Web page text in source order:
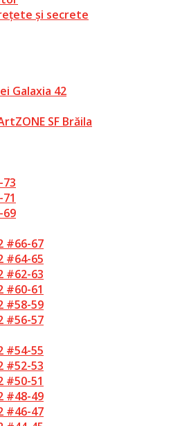
și secrete
Galaxia 42
SF Brăila
69
#66-67
#64-65
#62-63
#60-61
#58-59
#56-57
#54-55
#52-53
#50-51
#48-49
#46-47